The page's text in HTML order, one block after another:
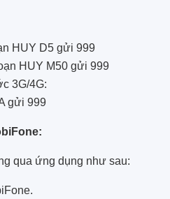
HUY D5 gửi 999
HUY M50 gửi 999
3G/4G:
gửi 999
qua ứng dụng như sau: